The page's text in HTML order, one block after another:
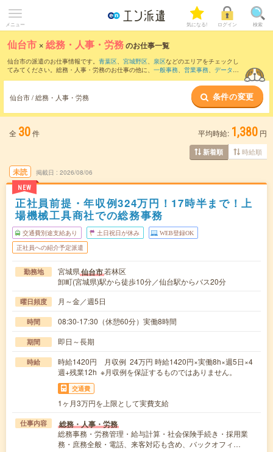
メニュー 気になる! ログイン 検索
仙台市 ×総務・人事・労務のお仕事一覧
仙台市の派遣のお仕事情報です。 青葉区、 宮城野区、 泉区などのエリアをチェックし
てみてください。総務・人事・労務のお仕事の他に、 一般事務、 営業事務、 データ入
人事のお仕事と
は？とは？総務のお仕事とは？とは？
仙台市 / 総務・人事・労務 条件の変更
全 30件 平均時給: 1,380 円
新着順 時給順
未読
NEW
掲載日 2026/08/06
正社員前提・年収例324万円！17時半まで！上
場機械工具商社での総務事務
交通費別途支給あり 土日祝日が休み WEB登録OK
正社員への紹介予定派遣
勤務地 宮城県仙台市若林区
卸町(宮城県)駅から徒歩10分／仙台駅からバス20分
曜日頻度 月～金／週5日
時間 08:30-17:30（休憩60分）実働8時間
期間 即日～長期
時給
時給1420円 月収例 24万円 時給1420円×実働8h×週5日×4
週+残業12h ※月収例を保証するものではありません。
交通費
1ヶ月3万円を上限として実費支給
仕事内容 総務・人事・労務
総務事務・労務管理・給与計算・社会保険手続き・採用業
務・庶務全般・電話、来客対応も含め、バックオフィ…